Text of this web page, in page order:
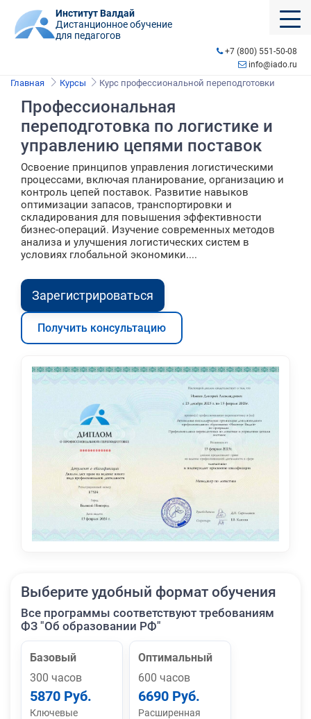
Институт Валдай
Дистанционное обучение
для педагогов
+7 (800) 551-50-08
info@iado.ru
Главная Курсы Курс профессиональной переподготовки
Профессиональная
переподготовка по логистике и
управлению цепями поставок
Освоение принципов управления логистическими
процессами, включая планирование, организацию и
контроль цепей поставок. Развитие навыков
оптимизации запасов, транспортировки и
складирования для повышения эффективности
бизнес-операций. Изучение современных методов
анализа и улучшения логистических систем в
условиях глобальной экономики....
Зарегистрироваться
Получить консультацию
Выберите удобный формат обучения
Все программы соответствуют требованиям
ФЗ "Об образовании РФ"
Базовый
300 часов
5870 Руб.
Ключевые
Оптимальный
600 часов
6690 Руб.
Расширенная